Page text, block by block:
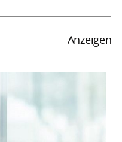
Anzeigen